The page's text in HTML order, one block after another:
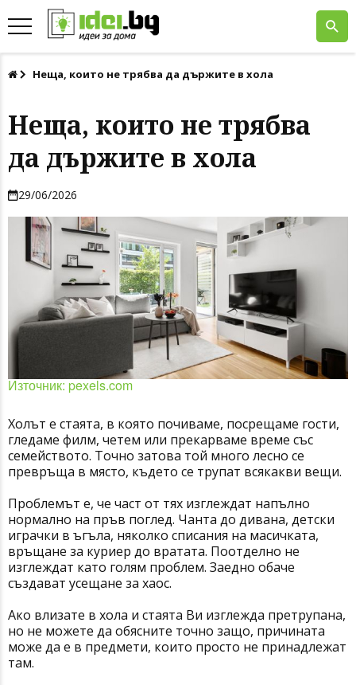
Неща, които не трябва да държите в хола
Неща, които не трябва
да държите в хола
29/06/2026
Източник: pexels.com
Холът е стаята, в която почиваме, посрещаме гости,
гледаме филм, четем или прекарваме време със
семейството. Точно затова той много лесно се
превръща в място, където се трупат всякакви вещи.
Проблемът е, че част от тях изглеждат напълно
нормално на пръв поглед. Чанта до дивана, детски
играчки в ъгъла, няколко списания на масичката,
връщане за куриер до вратата. Поотделно не
изглеждат като голям проблем. Заедно обаче
създават усещане за хаос.
Ако влизате в хола и стаята Ви изглежда претрупана,
но не можете да обясните точно защо, причината
може да е в предмети, които просто не принадлежат
там.